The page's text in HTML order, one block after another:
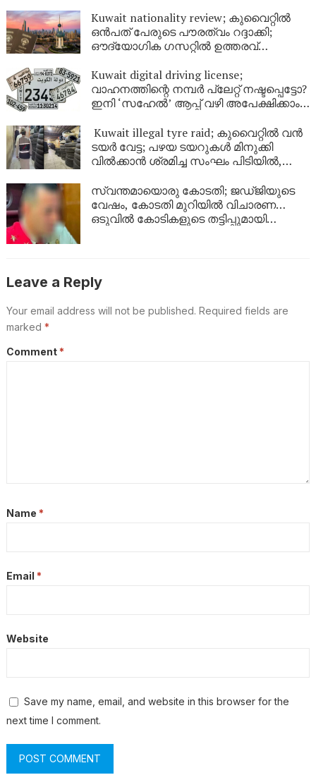
Kuwait nationality review; കുവൈറ്റിൽ
ഒൻപത് പേരുടെ പൗരത്വം റദ്ദാക്കി;
ഔദ്യോഗിക ഗസറ്റിൽ ഉത്തരവ്
Kuwait digital driving license;
വാഹനത്തിന്റെ നമ്പര്‍ പ്ലേറ്റ് നഷ്ടപ്പെട്ടോ?
ഇനി ‘സഹേൽ’ ആപ്പ് വഴി അപേക്ഷിക്കാം;
ഉടൻ
Kuwait illegal tyre raid; കുവൈറ്റിൽ വൻ
ടയർ വേട്ട; പഴയ ടയറുകൾ മിനുക്കി
വിൽക്കാൻ ശ്രമിച്ച സംഘം പിടിയിൽ,
ടയറുകൾ
സ്വന്തമായൊരു കോടതി; ജഡ്ജിയുടെ
വേഷം, കോടതി മുറിയിൽ വിചാരണ…
ഒടുവിൽ കോടികളുടെ തട്ടിപ്പുമായി
Leave a Reply
Your email address will not be published. Required fields are
marked *
Comment *
Name *
Email *
Website
Save my name, email, and website in this browser for the
next time I comment.